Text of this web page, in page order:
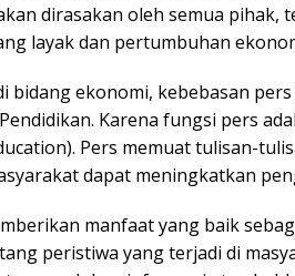
dirasakan oleh semua pihak,
layak dan pertumbuhan
bidang ekonomi, kebebasan
Karena fungsi pers
Pers memuat tulisan-
dapat meningkatkan
manfaat yang baik
peristiwa yang terjadi di